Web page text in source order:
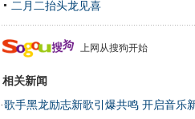
二月二抬头龙见喜
上网从搜狗开始
相关新闻
·歌手黑龙励志新歌引爆共鸣 开启音乐